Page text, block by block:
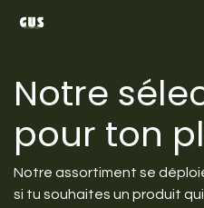
Notre
pour ton
Notre assortiment se
si tu souhaites un produit